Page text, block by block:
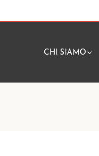
CHI SIAMO